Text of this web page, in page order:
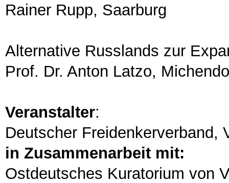
Rainer Rupp, Saarburg
Alternative Russlands zur
Prof. Dr. Anton Latzo,
Veranstalter:
Deutscher Freidenkerverband,
in Zusammenarbeit mit:
Ostdeutsches Kuratorium von